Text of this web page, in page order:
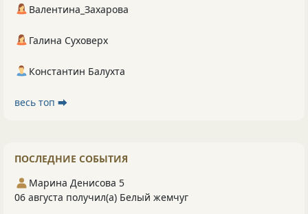
Валентина_Захарова
Галина Суховерх
Константин Балухта
весь топ ⮕
ПОСЛЕДНИЕ СОБЫТИЯ
Марина Денисова 5
06 августа получил(а) Белый жемчуг